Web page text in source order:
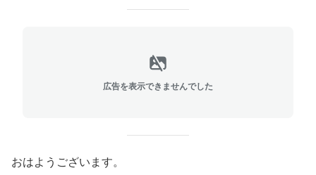
広告を表示できませんでした
おはようございます。